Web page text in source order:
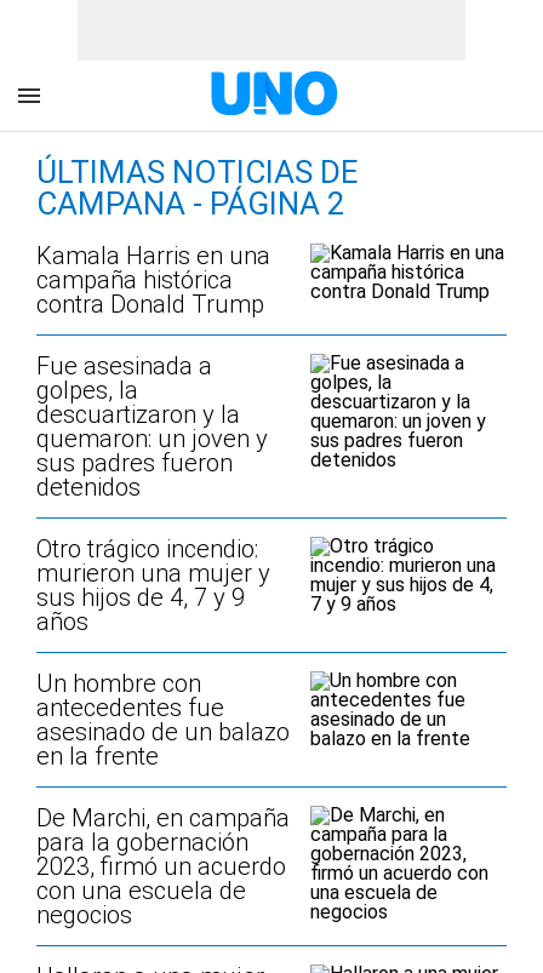
ÚLTIMAS NOTICIAS DE
CAMPANA - PÁGINA 2
Kamala Harris en una
campaña histórica
contra Donald Trump
Fue asesinada a
golpes, la
descuartizaron y la
quemaron: un joven y
sus padres fueron
detenidos
Otro trágico incendio:
murieron una mujer y
sus hijos de 4, 7 y 9
años
Un hombre con
antecedentes fue
asesinado de un balazo
en la frente
De Marchi, en campaña
para la gobernación
2023, firmó un acuerdo
con una escuela de
negocios